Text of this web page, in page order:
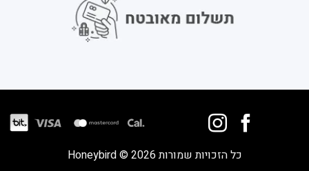
כל הזכויות שמורות 2026 © Honeybird